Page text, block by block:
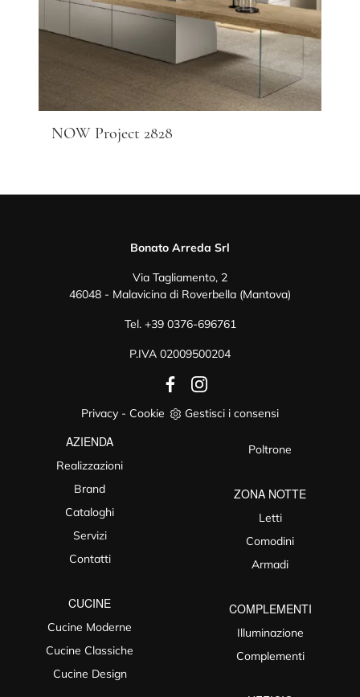
NOW Project 2828
Bonato Arreda Srl
Via Tagliamento, 2
46048 - Malavicina di Roverbella (Mantova)
Tel. +39 0376-696761
P.IVA 02009500204
Privacy - Cookie Gestisci i consensi
AZIENDA
Realizzazioni
Brand
Cataloghi
Servizi
Contatti
CUCINE
Cucine Moderne
Cucine Classiche
Cucine Design
Poltrone
ZONA NOTTE
Letti
Comodini
Armadi
COMPLEMENTI
Illuminazione
Complementi